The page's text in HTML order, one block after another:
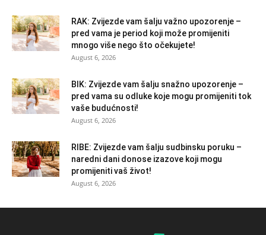
RAK: Zvijezde vam šalju važno upozorenje –
pred vama je period koji može promijeniti
mnogo više nego što očekujete!
August 6, 2026
BIK: Zvijezde vam šalju snažno upozorenje –
pred vama su odluke koje mogu promijeniti tok
vaše budućnosti!
August 6, 2026
RIBE: Zvijezde vam šalju sudbinsku poruku –
naredni dani donose izazove koji mogu
promijeniti vaš život!
August 6, 2026